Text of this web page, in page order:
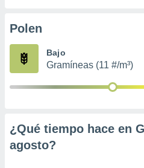
e
mediante
de
Polen
Bajo
Gramíneas (11 #/m³)
¿Qué tiempo hace en
agosto?